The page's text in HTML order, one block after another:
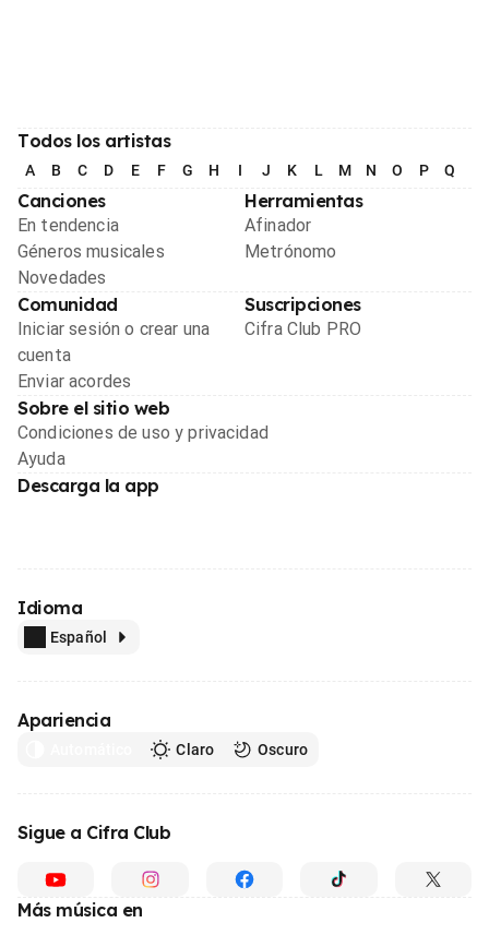
Todos los artistas
A B C D E F G H I J K L M N O P Q
Canciones
En tendencia
Géneros musicales
Novedades
Herramientas
Afinador
Metrónomo
Comunidad
Iniciar sesión o crear una
cuenta
Enviar acordes
Suscripciones
Cifra Club PRO
Sobre el sitio web
Condiciones de uso y privacidad
Ayuda
Descarga la app
Idioma
Español
Apariencia
Claro Oscuro
Sigue a Cifra Club
Más música en